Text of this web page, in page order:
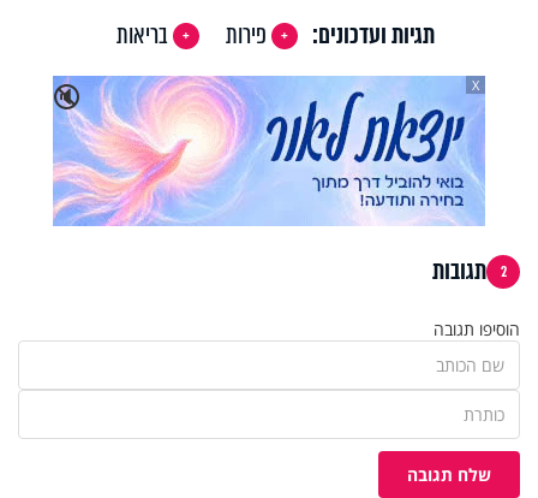
תגיות ועדכונים: פירות
בריאות
🔇
X
2 תגובות
הוסיפו תגובה
שלח תגובה